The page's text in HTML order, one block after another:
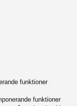
funktioner
funktioner